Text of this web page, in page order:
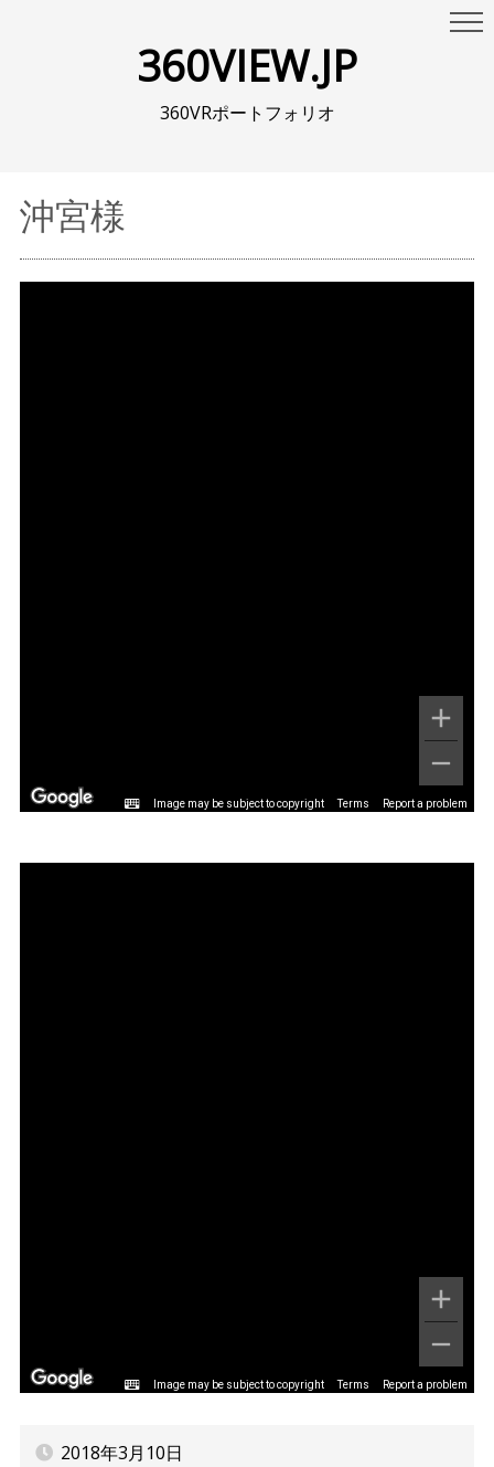
360VIEW.JP
360VRポートフォリオ
沖宮様
Image may be subject to copyright Terms Report a problem
Image may be subject to copyright Terms Report a problem
2018年3月10日